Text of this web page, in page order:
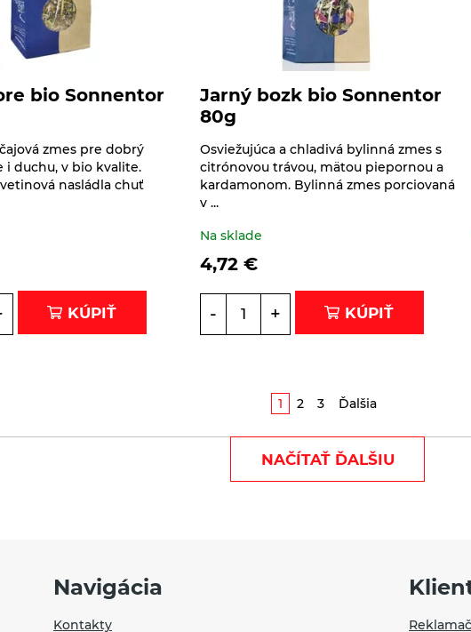
bio Sonnentor
zmes pre dobrý
i duchu, v bio kvalite.
nasládla chuť
KÚPIŤ
Jarný bozk bio Sonnentor
80g
Osviežujúca a chladivá bylinná zmes s
citrónovou trávou, mätou piepornou a
kardamonom. Bylinná zmes porciovaná
v ...
Na sklade
4,72 €
- + KÚPIŤ
1 2 3 Ďalšia
NAČÍTAŤ ĎALŠIU
Navigácia
Kontakty